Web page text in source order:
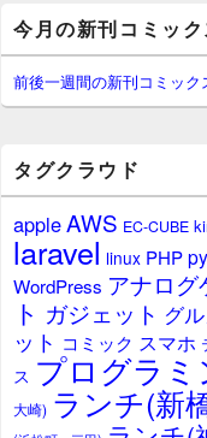
イ
ン
サ
イ
ー
ジ
ッ
ト
今月の新刊コミック
前後一週間の新刊コミック
タグクラウド
appleAWS EC-CUBE
laravel linux PHP
WordPress アナログ
ト ガジェット グ
ット コミック スマホ
ス プログラ
大崎) ランチ(新